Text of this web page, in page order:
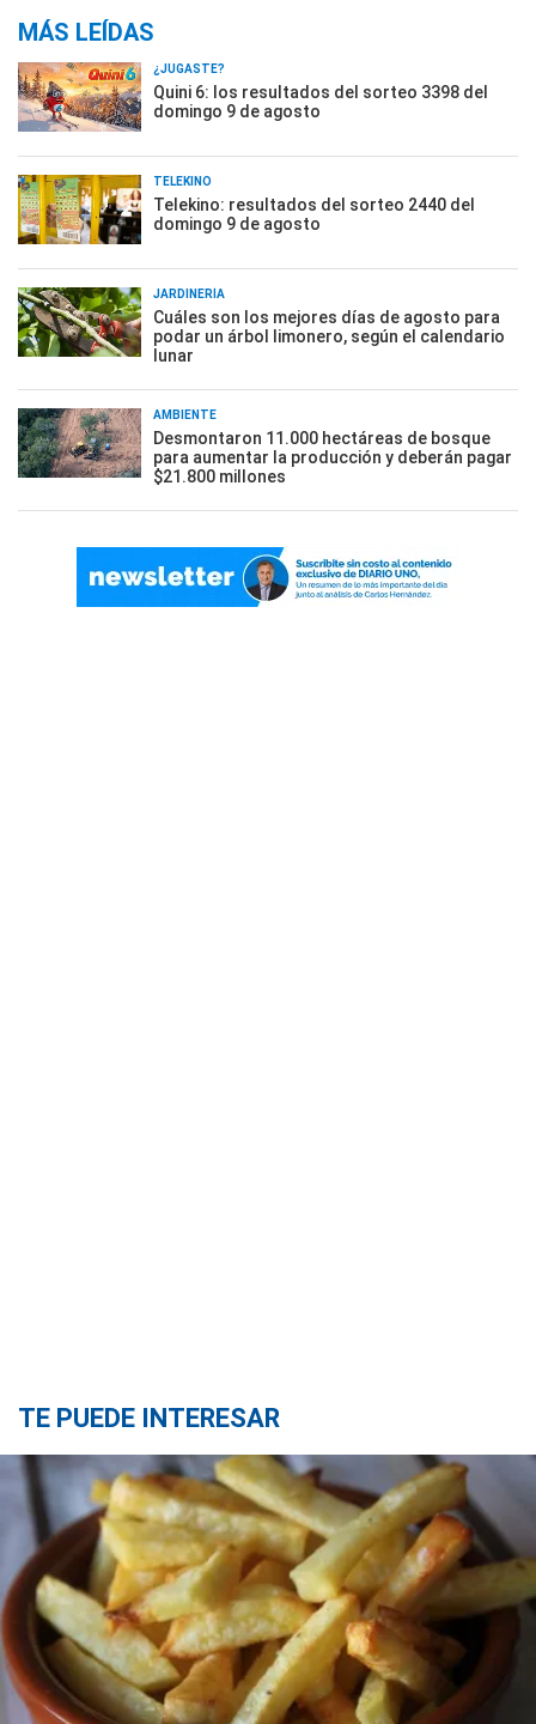
MÁS LEÍDAS
¿JUGASTE?
Quini 6: los resultados del sorteo 3398 del
domingo 9 de agosto
TELEKINO
Telekino: resultados del sorteo 2440 del
domingo 9 de agosto
JARDINERÍA
Cuáles son los mejores días de agosto para
podar un árbol limonero, según el calendario
lunar
AMBIENTE
Desmontaron 11.000 hectáreas de bosque
para aumentar la producción y deberán pagar
$21.800 millones
TE PUEDE INTERESAR